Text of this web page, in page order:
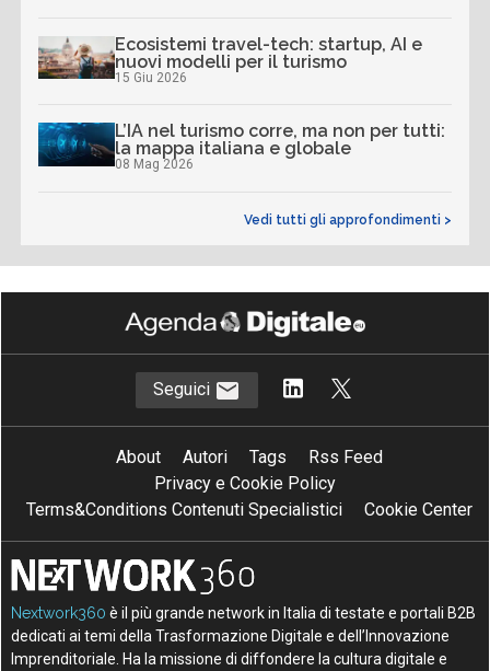
Ecosistemi travel-tech: startup, AI e
nuovi modelli per il turismo
15 Giu 2026
L’IA nel turismo corre, ma non per tutti:
la mappa italiana e globale
08 Mag 2026
Vedi tutti gli approfondimenti >
Seguici
About Autori Tags
Rss Feed
Privacy e Cookie Policy
Terms&Conditions Contenuti Specialistici
Cookie Center
Nextwork360 è il più grande network in Italia di testate e portali B2B
dedicati ai temi della Trasformazione Digitale e dell’Innovazione
Imprenditoriale. Ha la missione di diffondere la cultura digitale e